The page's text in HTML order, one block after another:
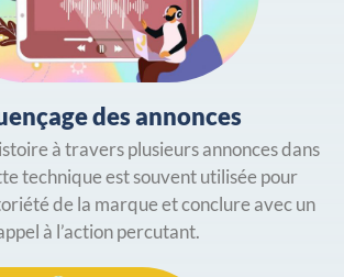
des annonces
à travers plusieurs annonces dans
technique est souvent utilisée pour
de la marque et conclure avec un
à l’action percutant.